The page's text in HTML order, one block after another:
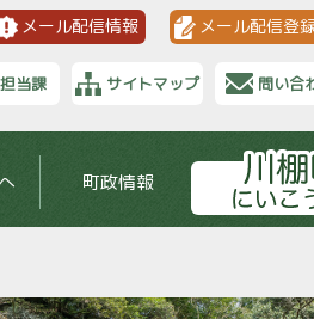
メール配信情報 メール配信登
担当課 サイトマップ 問い合
町政情報